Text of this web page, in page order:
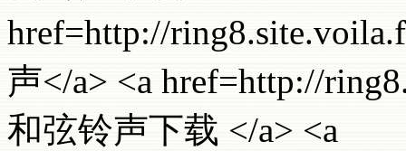
href=http://
声</a> <a href=http://
和弦铃声下载 </a> <a